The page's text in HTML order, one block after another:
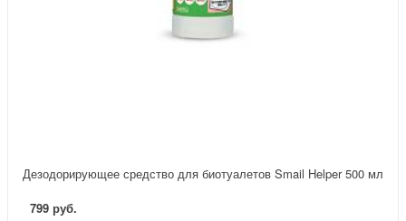
Дезодорирующее средство для биотуалетов Smail Helper 500 мл
799 руб.